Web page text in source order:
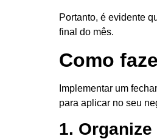
Portanto, é evidente
final do mês.
Como
Implementar um
para aplicar no seu
1.